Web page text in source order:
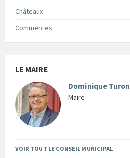
Châteaux
Commerces
LE MAIRE
Dominique Turon
Maire
VOIR TOUT LE CONSEIL MUNICIPAL